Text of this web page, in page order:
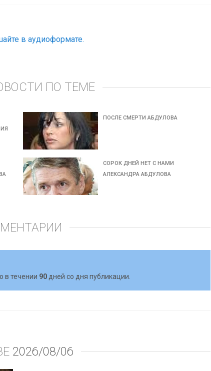
в аудиоформате.
ПО ТЕМЕ
ПОСЛЕ СМЕРТИ АБДУЛОВА
СОРОК ДНЕЙ НЕТ С НАМИ
АЛЕКСАНДРА АБДУЛОВА
в течении 90 дней со дня публикации.
2026/08/06